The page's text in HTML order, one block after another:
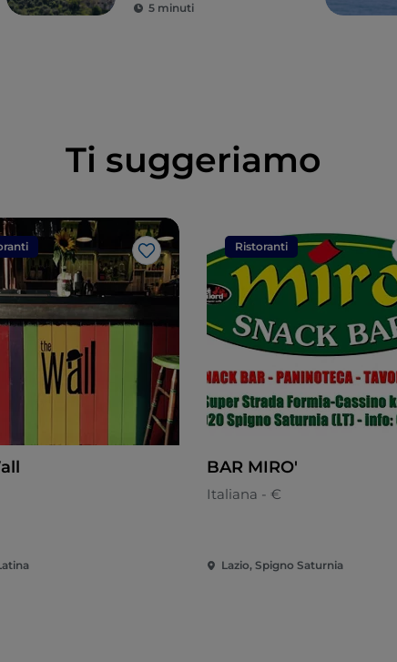
5 minuti
Ti suggeriamo
Like
Ristoranti
BAR MIRO'
Italiana - €
Lazio, Spigno Saturnia